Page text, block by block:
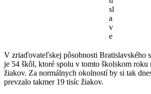
sl
a
v
e
V zriaďovateľskej pôsobnosti Bratislavského
je 54 škôl, ktoré spolu v tomto školskom roku
žiakov. Za normálnych okolností by si tak
prevzalo takmer 19 tisíc žiakov.